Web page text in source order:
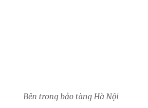
Bên trong bảo tàng Hà Nội